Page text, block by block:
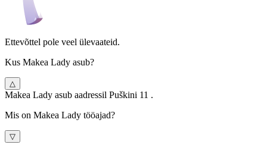
Ettevõttel pole veel ülevaateid.
Kus Makea Lady asub?
△
Makea Lady asub aadressil Puškini 11 .
Mis on Makea Lady tööajad?
▽